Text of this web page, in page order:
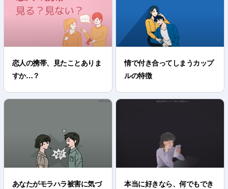
恋人の携帯、見たことありま
すか…？
情で付き合ってしまうカップ
ルの特徴
あなたがモラハラ被害に気づ
本当に好きなら、何でもでき